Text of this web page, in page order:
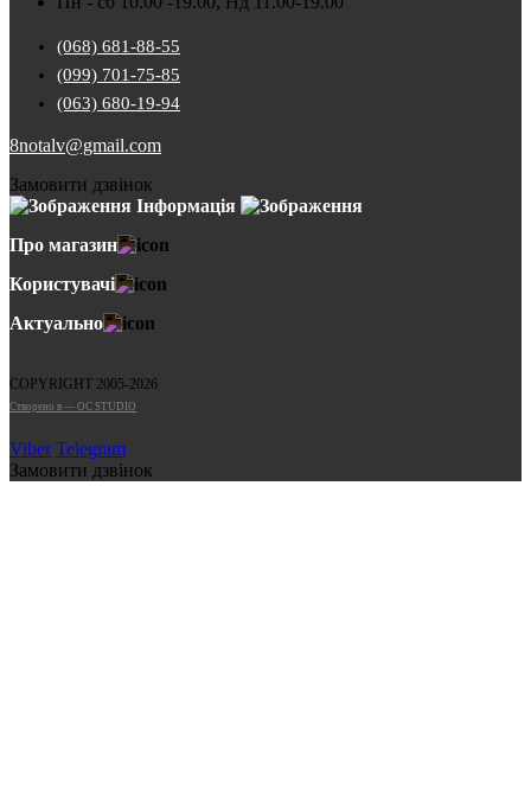
(068) 681-88-55
(099) 701-75-85
(063) 680-19-94
8notalv@gmail.com
Замовити дзвінок
Інформація
Про магазин
Користувачі
Актуально
COPYRIGHT 2005-2026
Cтворено в — OC STUDIO
Viber Telegram
Замовити дзвінок